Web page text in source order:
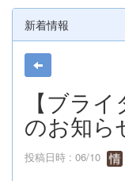
新着情報
【ブラ
のお知ら
投稿日時 : 06/10